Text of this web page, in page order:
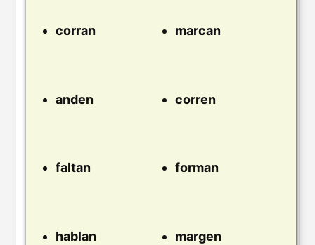
corran marcan
anden corren
faltan forman
hablan margen